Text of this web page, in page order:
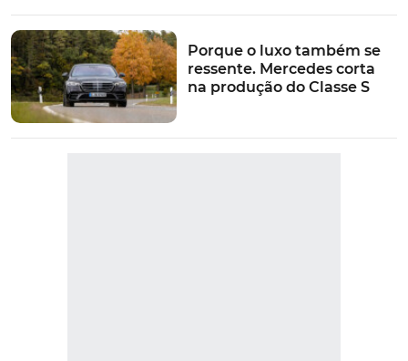
Porque o luxo também se
ressente. Mercedes corta
na produção do Classe S